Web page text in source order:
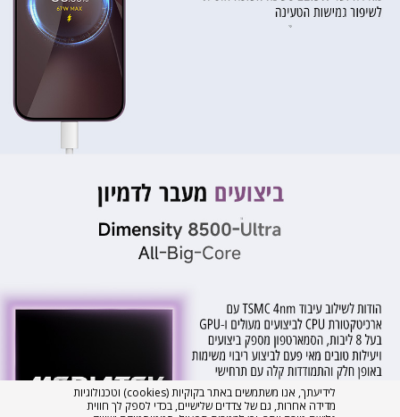
לידיעתך, אנו משתמשים באתר בקוקיות (cookies) וטכנולוגיות
מדידה אחרות, גם של צדדים שלישיים, בכדי לספק לך חווית